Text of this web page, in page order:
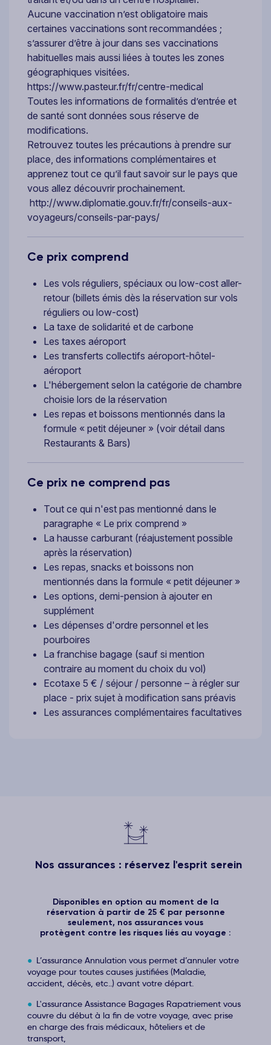
Aucune vaccination n’est obligatoire mais
certaines vaccinations sont recommandées ;
s’assurer d’être à jour dans ses vaccinations
habituelles mais aussi liées à toutes les zones
géographiques visitées.
https://www.pasteur.fr/fr/centre-medical
Toutes les informations de formalités d’entrée et
de santé sont données sous réserve de
modifications.
Retrouvez toutes les précautions à prendre sur
place, des informations complémentaires et
apprenez tout ce qu’il faut savoir sur le pays que
vous allez découvrir prochainement.
http://www.diplomatie.gouv.fr/fr/conseils-aux-
voyageurs/conseils-par-pays/
Ce prix comprend
Les vols réguliers, spéciaux ou low-cost aller-
retour (billets émis dès la réservation sur vols
réguliers ou low-cost)
La taxe de solidarité et de carbone
Les taxes aéroport
Les transferts collectifs aéroport-hôtel-
aéroport
L'hébergement selon la catégorie de chambre
choisie lors de la réservation
Les repas et boissons mentionnés dans la
formule « petit déjeuner » (voir détail dans
Restaurants & Bars)
Ce prix ne comprend pas
Tout ce qui n'est pas mentionné dans le
paragraphe « Le prix comprend »
La hausse carburant (réajustement possible
après la réservation)
Les repas, snacks et boissons non
mentionnés dans la formule « petit déjeuner »
Les options, demi-pension à ajouter en
supplément
Les dépenses d'ordre personnel et les
pourboires
La franchise bagage (sauf si mention
contraire au moment du choix du vol)
Ecotaxe 5 € / séjour / personne – à régler sur
place - prix sujet à modification sans préavis
Les assurances complémentaires facultatives
Nos assurances : réservez l'esprit serein
Disponibles en option au moment de la
réservation à partir de 25 € par personne
seulement, nos assurances vous
protègent contre les risques liés au voyage :
L’assurance Annulation vous permet d’annuler votre
voyage pour toutes causes justifiées (Maladie,
accident, décès, etc..) avant votre départ.
L'assurance Assistance Bagages Rapatriement vous
couvre du début à la fin de votre voyage, avec prise
en charge des frais médicaux, hôteliers et de
transport,